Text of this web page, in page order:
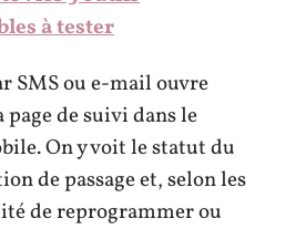
à tester
SMS ou e-mail ouvre
de suivi dans le
On y voit le statut du
de passage et, selon les
de reprogrammer ou